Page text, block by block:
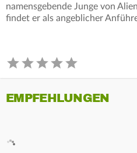
namensgebende Junge von
findet er als angeblicher
EMPFEHLUNGEN